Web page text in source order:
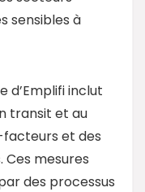
sensibles à
d’Emplifi inclut
transit et au
et des
Ces mesures
des processus